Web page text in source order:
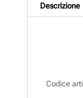
Descrizione
Codice